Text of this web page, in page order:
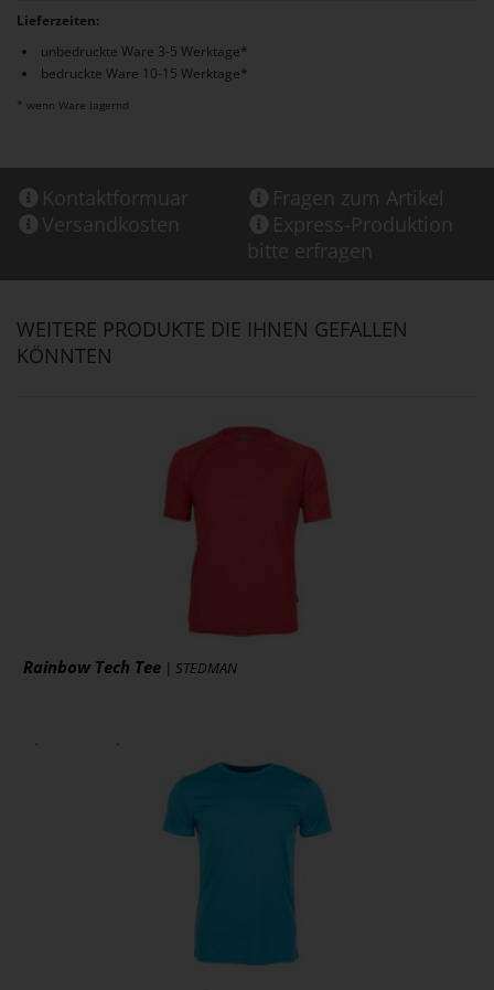
Lieferzeiten:
unbedruckte Ware 3-5 Werktage*
bedruckte Ware 10-15 Werktage*
* wenn Ware lagernd
Kontaktformuar
Fragen zum Artikel
Versandkosten
Express-Produktion
bitte erfragen
WEITERE PRODUKTE DIE IHNEN GEFALLEN
KÖNNTEN
Rainbow Tech Tee | STEDMAN
ab 8,01 € *